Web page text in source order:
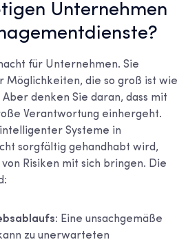
Unternehmen
für Unternehmen. Sie
Möglichkeiten, die so groß ist wie
denken Sie daran, dass mit
Verantwortung einhergeht.
Systeme in
sorgfältig gehandhabt wird,
Risiken mit sich bringen. Die
Eine unsachgemäße
zu unerwarteten